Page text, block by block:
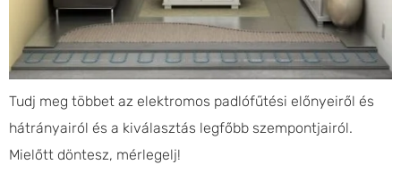
Tudj meg többet az elektromos padlófűtési előnyeiről és
hátrányairól és a kiválasztás legfőbb szempontjairól.
Mielőtt döntesz, mérlegelj!